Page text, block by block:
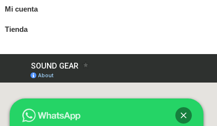
Mi cuenta
Tienda